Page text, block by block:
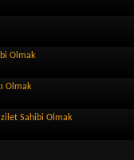
Olmak
Olmak
Sahibi Olmak